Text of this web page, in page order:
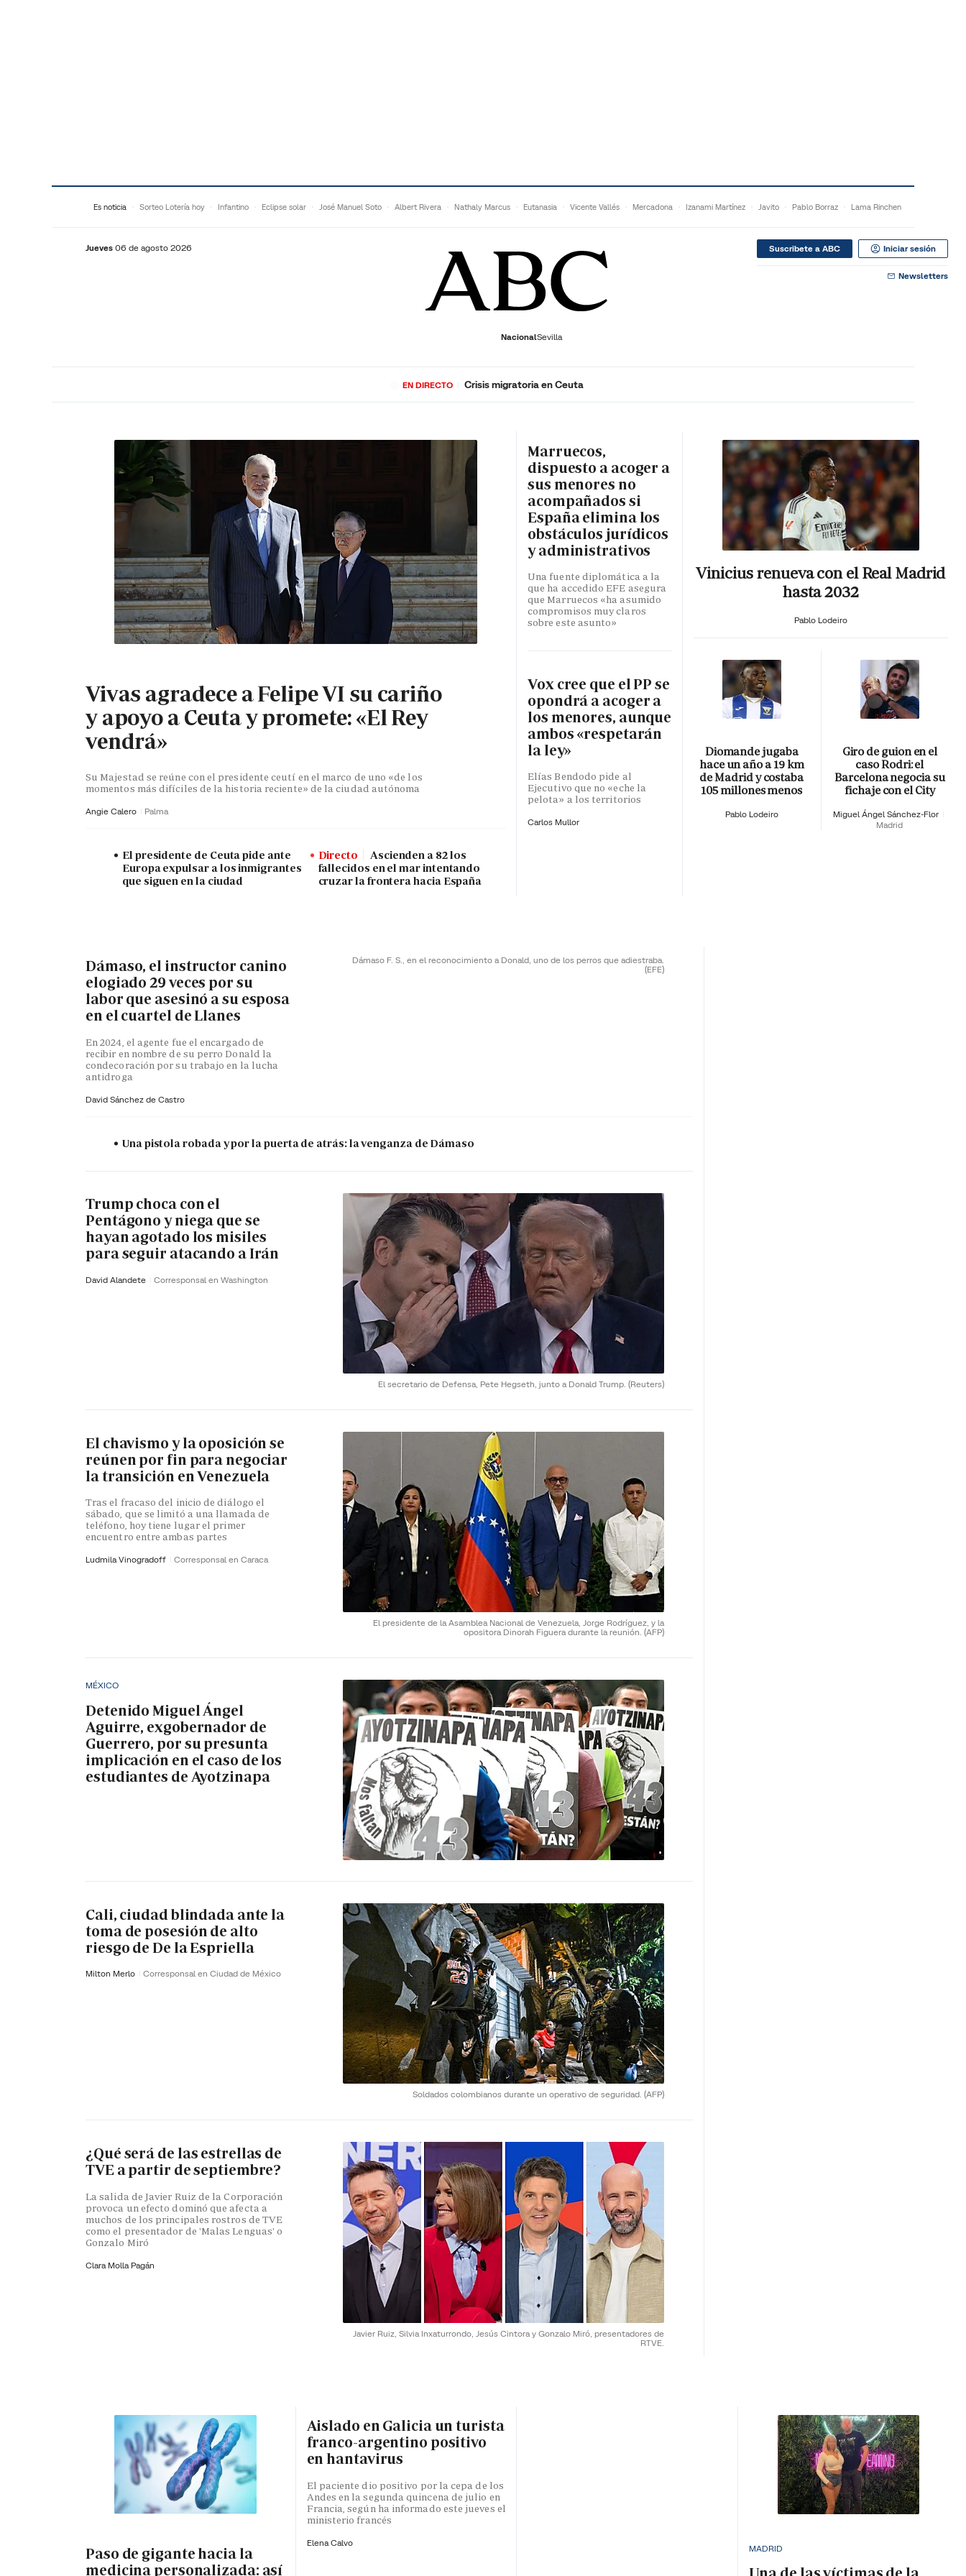
Es noticia Sorteo Lotería hoy Infantino Eclipse solar José Manuel Soto Albert Rivera Nathaly Marcus Eutanasia Vicente Vallés Mercadona Izanami Martínez Javito Pablo Borraz Lama Rinchen
Jueves 06 de agosto 2026
NacionalSevilla
Suscribete a ABC Iniciar sesión
Newsletters
ECONOMÍADEPORTES SOCIEDADCULTURAGENTEPLAY
EN DIRECTO Crisis migratoria en Ceuta
Vivas agradece a Felipe VI su cariño
y apoyo a Ceuta y promete: «El Rey
vendrá»
Su Majestad se reúne con el presidente ceutí en el marco de uno «de los
momentos más difíciles de la historia reciente» de la ciudad autónoma
Angie Calero Palma
El presidente de Ceuta pide ante
Europa expulsar a los inmigrantes
que siguen en la ciudad
Directo
Ascienden a 82 los
fallecidos en el mar intentando
cruzar la frontera hacia España
Marruecos,
dispuesto a acoger a
sus menores no
acompañados si
España elimina los
obstáculos jurídicos
y administrativos
Una fuente diplomática a la
que ha accedido EFE asegura
que Marruecos «ha asumido
compromisos muy claros
sobre este asunto»
Vox cree que el PP se
opondrá a acoger a
los menores, aunque
ambos «respetarán
la ley»
Elías Bendodo pide al
Ejecutivo que no «eche la
pelota» a los territorios
Carlos Mullor
Vinicius renueva con el Real Madrid
hasta 2032
Pablo Lodeiro
Diomande jugaba
hace un año a 19 km
de Madrid y costaba
105 millones menos
Pablo Lodeiro
Giro de guion en el
caso Rodri: el
Barcelona negocia su
fichaje con el City
Miguel Ángel Sánchez-Flor
Madrid
Dámaso F. S., en el reconocimiento a Donald, uno de los perros que adiestraba.
(EFE)
Dámaso, el instructor canino
elogiado 29 veces por su
labor que asesinó a su esposa
en el cuartel de Llanes
En 2024, el agente fue el encargado de
recibir en nombre de su perro Donald la
condecoración por su trabajo en la lucha
antidroga
David Sánchez de Castro
Una pistola robada y por la puerta de atrás: la venganza de Dámaso
El secretario de Defensa, Pete Hegseth, junto a Donald Trump. (Reuters)
Trump choca con el
Pentágono y niega que se
hayan agotado los misiles
para seguir atacando a Irán
David Alandete Corresponsal en Washington
El presidente de la Asamblea Nacional de Venezuela, Jorge Rodríguez, y la
opositora Dinorah Figuera durante la reunión. (AFP)
El chavismo y la oposición se
reúnen por fin para negociar
la transición en Venezuela
Tras el fracaso del inicio de diálogo el
sábado, que se limitó a una llamada de
teléfono, hoy tiene lugar el primer
encuentro entre ambas partes
Ludmila Vinogradoff Corresponsal en Caraca
MÉXICO
Detenido Miguel Ángel
Aguirre, exgobernador de
Guerrero, por su presunta
implicación en el caso de los
estudiantes de Ayotzinapa
Soldados colombianos durante un operativo de seguridad. (AFP)
Cali, ciudad blindada ante la
toma de posesión de alto
riesgo de De la Espriella
Milton Merlo Corresponsal en Ciudad de México
Javier Ruiz, Silvia Inxaturrondo, Jesús Cintora y Gonzalo Miró, presentadores de
RTVE.
¿Qué será de las estrellas de
TVE a partir de septiembre?
La salida de Javier Ruiz de la Corporación
provoca un efecto dominó que afecta a
muchos de los principales rostros de TVE
como el presentador de 'Malas Lenguas' o
Gonzalo Miró
Clara Molla Pagán
Paso de gigante hacia la
medicina personalizada: así
Aislado en Galicia un turista
franco-argentino positivo
en hantavirus
El paciente dio positivo por la cepa de los
Andes en la segunda quincena de julio en
Francia, según ha informado este jueves el
ministerio francés
Elena Calvo
MADRID